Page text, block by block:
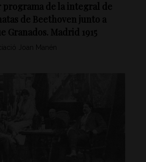
programa de la integral de
de Beethoven junto a
Granados. Madrid 1915
Joan Manén